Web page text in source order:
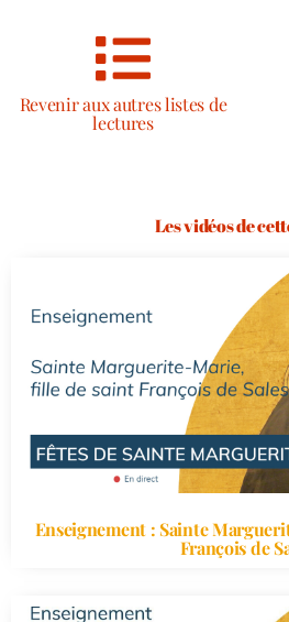
Revenir aux autres listes de
lectures
Les vidéos de
Enseignement : Sainte
François de